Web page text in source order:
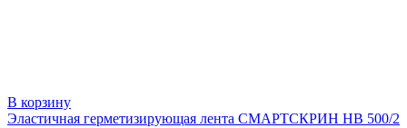
В корзину
Эластичная герметизирующая лента СМАРТСКРИН HB 500/2